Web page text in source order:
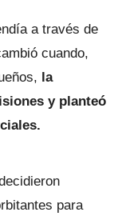
a través de
cuando,
la
y planteó
para